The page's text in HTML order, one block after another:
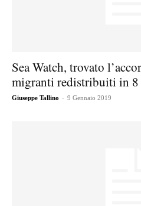
Sea Watch, trovato
migranti redistribuiti in 8
Giuseppe Tallino - 9 Gennaio 2019